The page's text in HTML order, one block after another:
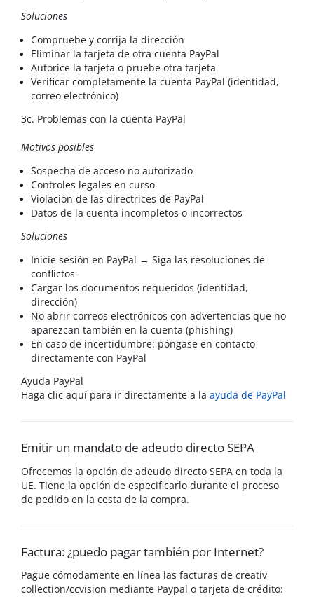
Soluciones
Compruebe y corrija la dirección
Eliminar la tarjeta de otra cuenta PayPal
Autorice la tarjeta o pruebe otra tarjeta
Verificar completamente la cuenta PayPal (identidad,
correo electrónico)
3c. Problemas con la cuenta PayPal
Motivos posibles
Sospecha de acceso no autorizado
Controles legales en curso
Violación de las directrices de PayPal
Datos de la cuenta incompletos o incorrectos
Soluciones
Inicie sesión en PayPal → Siga las resoluciones de
conflictos
Cargar los documentos requeridos (identidad,
dirección)
No abrir correos electrónicos con advertencias que no
aparezcan también en la cuenta (phishing)
En caso de incertidumbre: póngase en contacto
directamente con PayPal
Ayuda PayPal
Haga clic aquí para ir directamente a la ayuda de PayPal
Emitir un mandato de adeudo directo SEPA
Ofrecemos la opción de adeudo directo SEPA en toda la
UE. Tiene la opción de especificarlo durante el proceso
de pedido en la cesta de la compra.
Factura: ¿puedo pagar también por Internet?
Pague cómodamente en línea las facturas de creativ
collection/ccvision mediante Paypal o tarjeta de crédito: